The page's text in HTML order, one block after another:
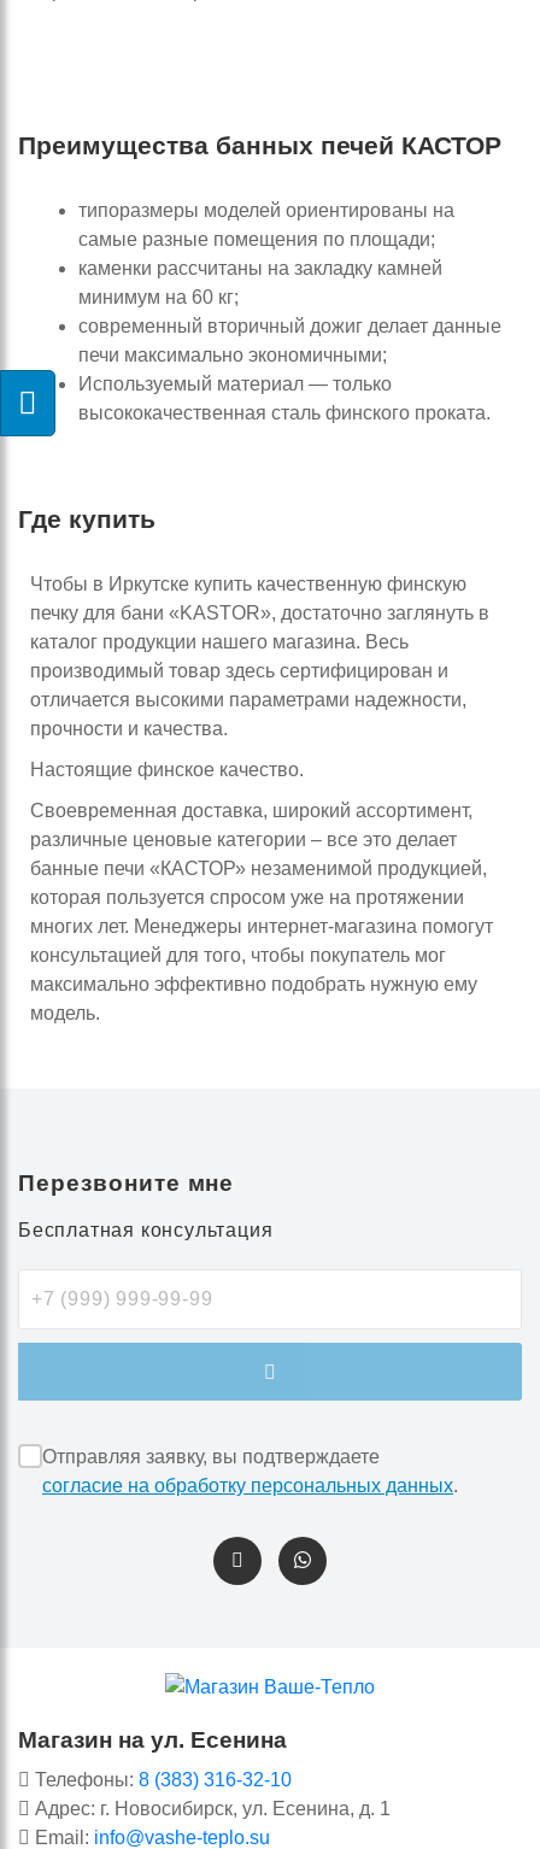
Преимущества банных печей КАСТОР
типоразмеры моделей ориентированы на
самые разные помещения по площади;
каменки рассчитаны на закладку камней
минимум на 60 кг;
современный вторичный дожиг делает данные
печи максимально экономичными;
Используемый материал — только
высококачественная сталь финского проката.
Где купить
Чтобы в Иркутске купить качественную финскую
печку для бани «KASTOR», достаточно заглянуть в
каталог продукции нашего магазина. Весь
производимый товар здесь сертифицирован и
отличается высокими параметрами надежности,
прочности и качества.
Настоящие финское качество.
Своевременная доставка, широкий ассортимент,
различные ценовые категории – все это делает
банные печи «КАСТОР» незаменимой продукцией,
которая пользуется спросом уже на протяжении
многих лет. Менеджеры интернет-магазина помогут
консультацией для того, чтобы покупатель мог
максимально эффективно подобрать нужную ему
модель.
Перезвоните мне
Бесплатная консультация
Отправляя заявку, вы подтверждаете
согласие на обработку персональных данных.
Магазин на ул. Есенина
Телефоны: 8 (383) 316-32-10
Адрес: г. Новосибирск, ул. Есенина, д. 1
Email: info@vashe-teplo.su